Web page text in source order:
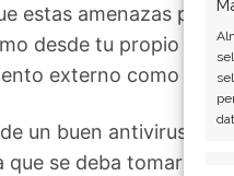
estas amenazas
desde tu propio
externo como
un buen antivirus para
que se deba tomar así